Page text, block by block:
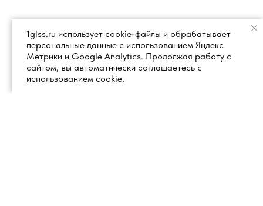
1glss.ru использует cookie-файлы и обрабатывает
персональные данные с использованием Яндекс
Метрики и Google Analytics. Продолжая работу с
сайтом, вы автоматически соглашаетесь с
использованием cookie.